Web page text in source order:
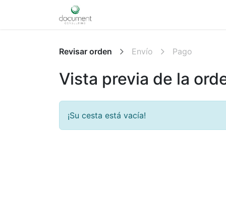
Revisar orden Envío Pago
Vista previa de la
¡Su cesta está vacía!